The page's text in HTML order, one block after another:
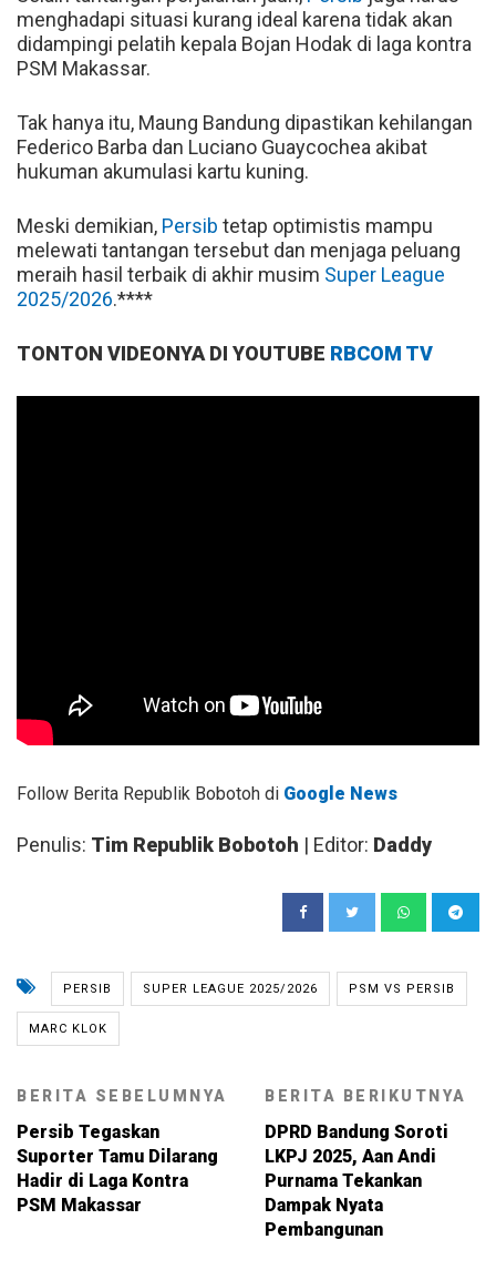
menghadapi situasi kurang ideal karena tidak akan
didampingi pelatih kepala Bojan Hodak di laga kontra
PSM Makassar.
Tak hanya itu, Maung Bandung dipastikan kehilangan
Federico Barba dan Luciano Guaycochea akibat
hukuman akumulasi kartu kuning.
Meski demikian, Persib tetap optimistis mampu
melewati tantangan tersebut dan menjaga peluang
meraih hasil terbaik di akhir musim Super League
2025/2026.****
TONTON VIDEONYA DI YOUTUBE RBCOM TV
Follow Berita Republik Bobotoh di Google News
Penulis: Tim Republik Bobotoh | Editor: Daddy
PERSIB SUPER LEAGUE 2025/2026 PSM VS PERSIB
MARC KLOK
BERITA SEBELUMNYA
Persib Tegaskan
Suporter Tamu Dilarang
Hadir di Laga Kontra
PSM Makassar
BERITA BERIKUTNYA
DPRD Bandung Soroti
LKPJ 2025, Aan Andi
Purnama Tekankan
Dampak Nyata
Pembangunan